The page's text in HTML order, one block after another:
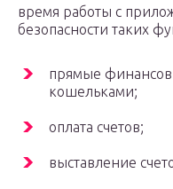
время работы с
безопасности таких
прямые
кошельками;
оплата счетов;
выставление